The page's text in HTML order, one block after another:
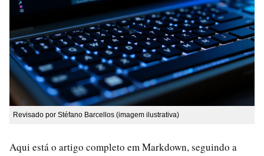
Revisado por Stéfano Barcellos (imagem ilustrativa)
Aqui está o artigo completo em Markdown, seguindo a